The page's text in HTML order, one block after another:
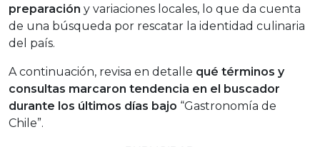
preparación y variaciones locales, lo que da cuenta
de una búsqueda por rescatar la identidad culinaria
del país.
A continuación, revisa en detalle qué términos y
consultas marcaron tendencia en el buscador
durante los últimos días bajo “Gastronomía de
Chile”.